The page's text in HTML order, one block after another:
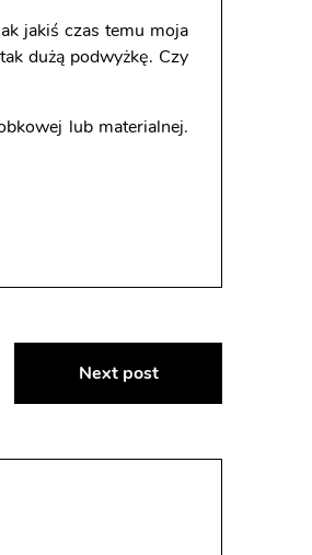
jakiś czas temu moja
dużą podwyżkę. Czy
lub materialnej.
Next post